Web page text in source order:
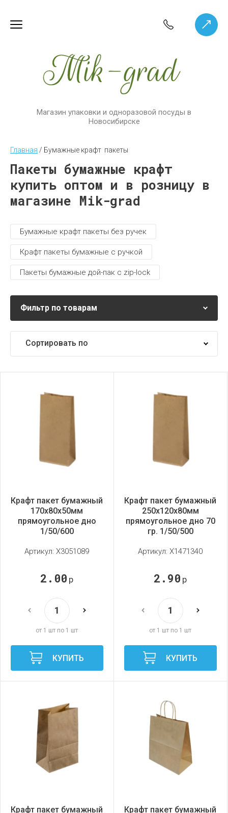
Магазин упаковки и одноразовой посуды в
Новосибирске
Главная / Бумажные крафт  пакеты
Пакеты бумажные крафт
купить оптом и в розницу в
магазине Mik-grad
Бумажные крафт пакеты без ручек
Крафт пакеты бумажные с ручкой
Пакеты бумажные дой-пак с zip-lock
Фильтр по товарам
Сортировать по
Самые дешевые
Самые дорогие
Название от Я
Крафт пакет бумажный
170х80х50мм
прямоугольное дно
1/50/600
Артикул: X3051089
2.00 р
от 1 шт по 1 шт
КУПИТЬ
Крафт пакет бумажный
250х120х80мм
прямоугольное дно 70
гр. 1/50/500
Артикул: X1471340
2.90 р
от 1 шт по 1 шт
КУПИТЬ
Крафт пакет бумажный
Крафт пакет бумажный